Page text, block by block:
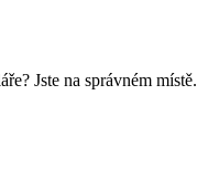
Jste na správném místě.